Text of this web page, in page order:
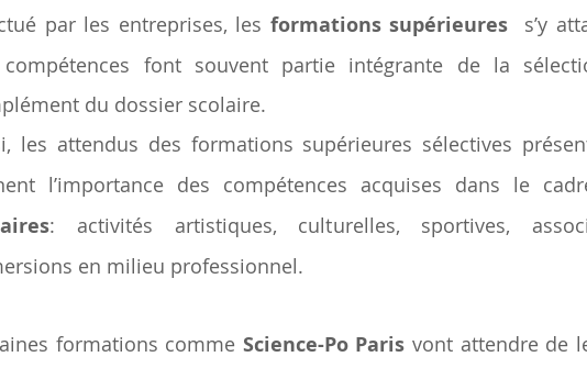
par les entreprises, les formations supérieures
s’y
compétences font souvent partie intégrante de la
du dossier scolaire.
les attendus des formations supérieures sélectives
l’importance des compétences acquises dans le
: activités artistiques, culturelles, sportives,
en milieu professionnel.
formations comme Science-Po Paris vont attendre de